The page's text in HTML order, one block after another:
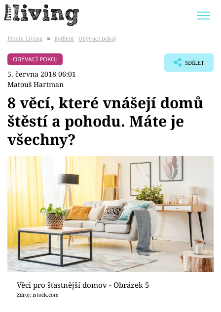
BYDLENÍ SLAVNÝCH
Témata
Bydlení
Zahrada
Design
Sledujte prima+
Přihlášení
Sledujte nás
Prima Living ■ Bydlení Obývací pokoj
OBÝVACÍ POKOJ
5. června 2018 06:01
Matouš Hartman
SDÍLET
8 věcí, které vnášejí domů
štěstí a pohodu. Máte je
všechny?
Věci pro šťastnější domov - Obrázek 5
Zdroj: istock.com